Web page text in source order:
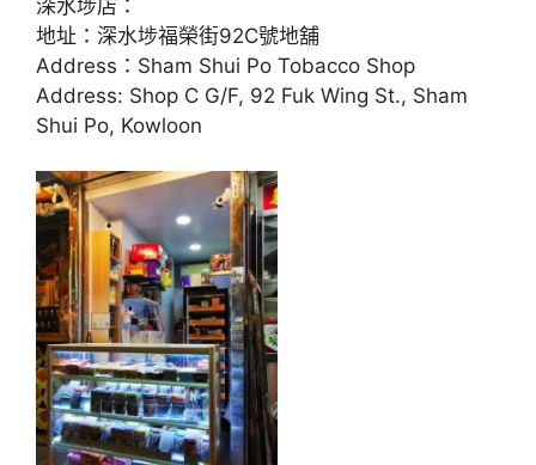
深水埗店：
地址：深水埗福榮街92C號地舖
Address：Sham Shui Po Tobacco Shop
Address: Shop C G/F, 92 Fuk Wing St., Sham
Shui Po, Kowloon